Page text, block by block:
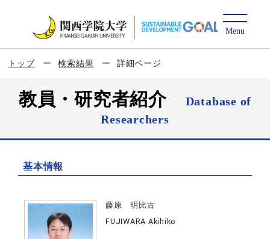
トップ 検索結果 詳細ページ
教員・研究者紹介
Database of
Researchers
基本情報
藤原 明比古
FUJIWARA Akihiko